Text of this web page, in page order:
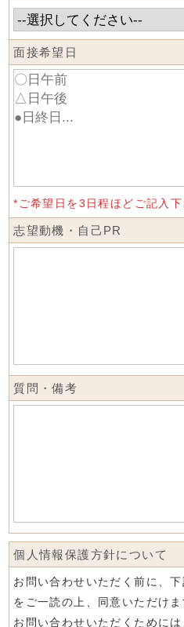
面接希望日
*ご希望日を3日程ほどご記入
志望動機・自己PR
質問・備考
個人情報保護方針について
お問い合わせいただく前に、
をご一読の上、同意いただけ
お問い合わせいただくために